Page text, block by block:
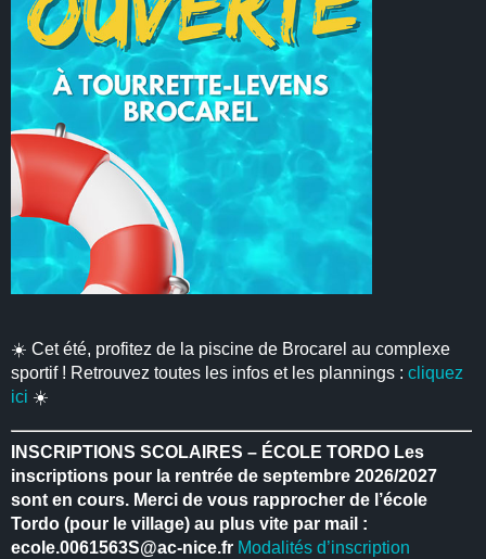
☀️ Cet été, profitez de la piscine de Brocarel au complexe
sportif ! Retrouvez toutes les infos et les plannings :cliquez
ici ☀️
INSCRIPTIONS SCOLAIRES – ÉCOLE TORDO Les
inscriptions pour la rentrée de septembre 2026/2027
sont en cours. Merci de vous rapprocher de l’école
Tordo (pour le village) au plus vite par mail :
ecole.0061563S@ac-nice.fr Modalités d’inscription